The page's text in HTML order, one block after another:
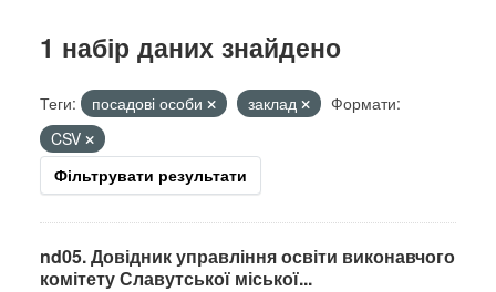
1 набір даних знайдено
Теги: посадові особи заклад
Формати:
CSV
Фільтрувати результати
nd05. Довідник управління освіти виконавчого
комітету Славутської міської...